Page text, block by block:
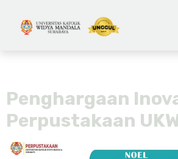
Penghargaan
Perpustakaan